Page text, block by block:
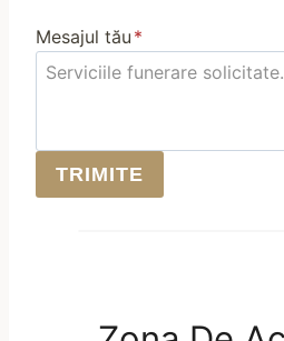
Mesajul tău *
TRIMITE